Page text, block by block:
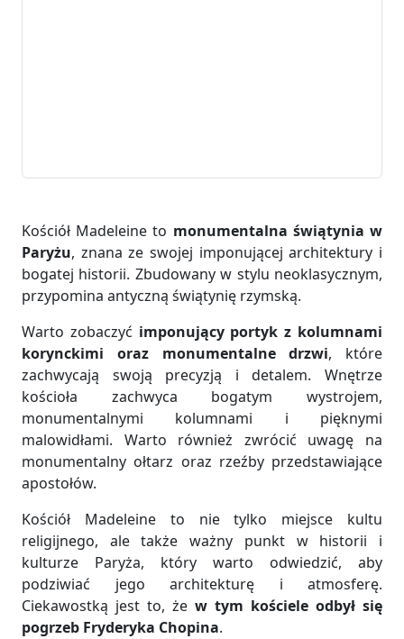
Kościół Madeleine to monumentalna świątynia w
Paryżu, znana ze swojej imponującej architektury i
bogatej historii. Zbudowany w stylu neoklasycznym,
przypomina antyczną świątynię rzymską.
Warto zobaczyć imponujący portyk z kolumnami
korynckimi oraz monumentalne drzwi, które
zachwycają swoją precyzją i detalem. Wnętrze
kościoła zachwyca bogatym wystrojem,
monumentalnymi kolumnami i pięknymi
malowidłami. Warto również zwrócić uwagę na
monumentalny ołtarz oraz rzeźby przedstawiające
apostołów.
Kościół Madeleine to nie tylko miejsce kultu
religijnego, ale także ważny punkt w historii i
kulturze Paryża, który warto odwiedzić, aby
podziwiać jego architekturę i atmosferę.
Ciekawostką jest to, że w tym kościele odbył się
pogrzeb Fryderyka Chopina.